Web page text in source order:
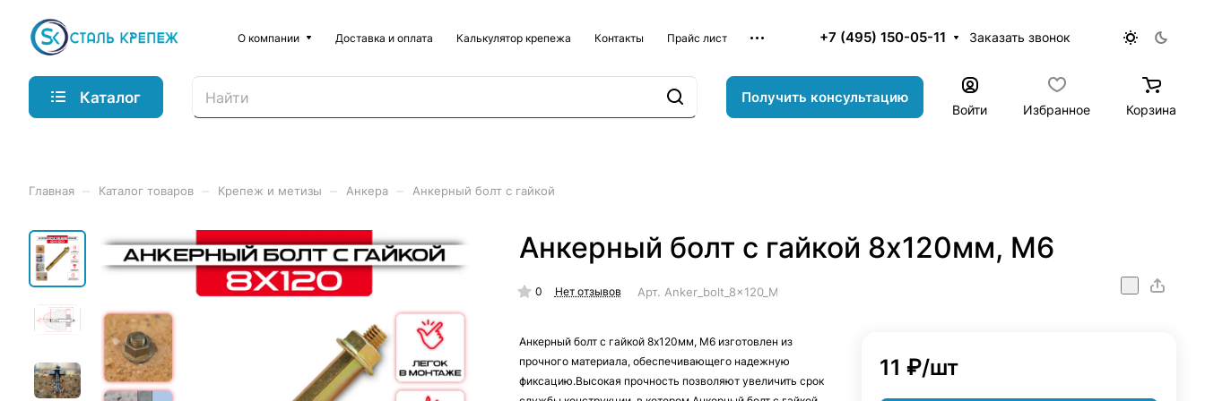
О компании Доставка и оплата Калькулятор крепежа Контакты Прайс лист +7 (495) 150-05-11 Заказать звонок
Каталог Получить консультацию
Войти Избранное Корзина
Главная Каталог товаров Крепеж и метизы Анкера Анкерный болт с гайкой
Анкерный болт с гайкой 8х120мм, М6
0 Нет отзывов Арт. Anker_bolt_8x120_M6
Анкерный болт с гайкой 8х120мм, М6 изготовлен из
прочного материала, обеспечивающего надежную
фиксацию.Высокая прочность позволяют увеличить срок
11 ₽/шт